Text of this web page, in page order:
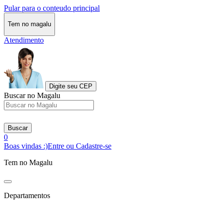
Pular para o conteudo principal
Tem no magalu
Atendimento
Digite seu CEP
Buscar no Magalu
Buscar
0
Boas vindas :)Entre ou Cadastre-se
Tem no Magalu
Departamentos